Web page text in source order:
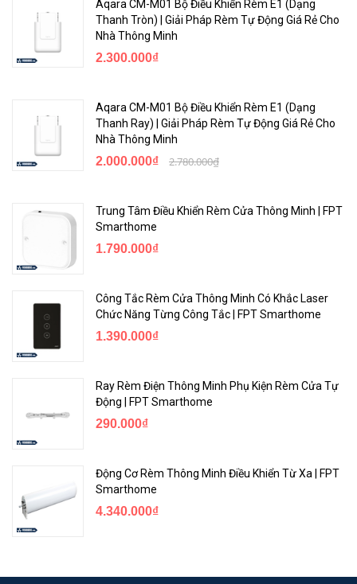
Aqara CM-M01 Bộ Điều Khiển Rèm E1 (Dạng
Thanh Tròn) | Giải Pháp Rèm Tự Động Giá Rẻ Cho
Nhà Thông Minh
2.300.000₫
Aqara CM-M01 Bộ Điều Khiển Rèm E1 (Dạng
Thanh Ray) | Giải Pháp Rèm Tự Động Giá Rẻ Cho
Nhà Thông Minh
2.000.000₫ 2.780.000₫
Trung Tâm Điều Khiển Rèm Cửa Thông Minh | FPT
Smarthome
1.790.000₫
Công Tắc Rèm Cửa Thông Minh Có Khắc Laser
Chức Năng Từng Công Tắc | FPT Smarthome
1.390.000₫
Ray Rèm Điện Thông Minh Phụ Kiện Rèm Cửa Tự
Động | FPT Smarthome
290.000₫
Động Cơ Rèm Thông Minh Điều Khiển Từ Xa | FPT
Smarthome
4.340.000₫